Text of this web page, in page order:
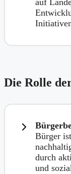
auf
Die Rolle
Bürger
durch
und